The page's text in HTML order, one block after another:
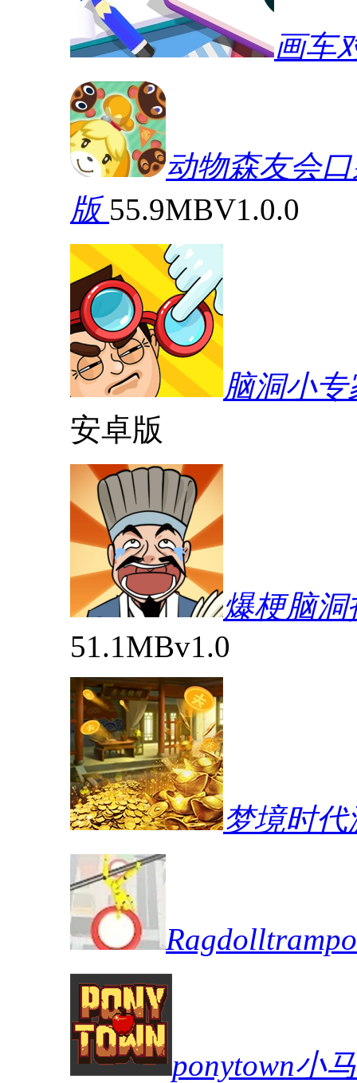
画车
动物森友会
版 55.9MBV1.0.0
脑洞小
安卓版
爆梗脑
51.1MBv1.0
梦境时
ponytown小